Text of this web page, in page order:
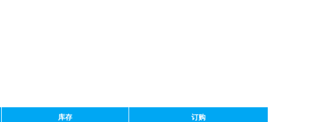
库存 订购